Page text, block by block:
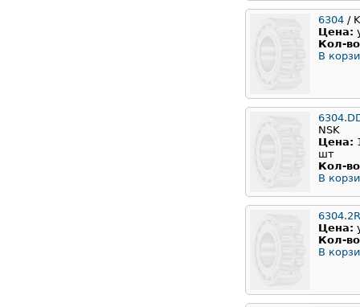
6304 /
Цена:
Кол-
В
NSK
Цена:
шт
Кол-
В
Цена:
Кол-
В